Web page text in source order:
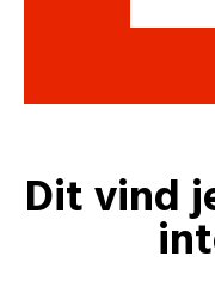
Dit vind